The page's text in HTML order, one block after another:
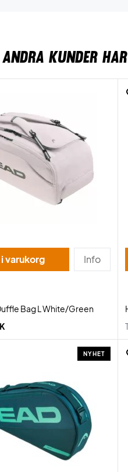
ANDRA KUNDER
varukorg Info
Bag L White/Green
NYHET